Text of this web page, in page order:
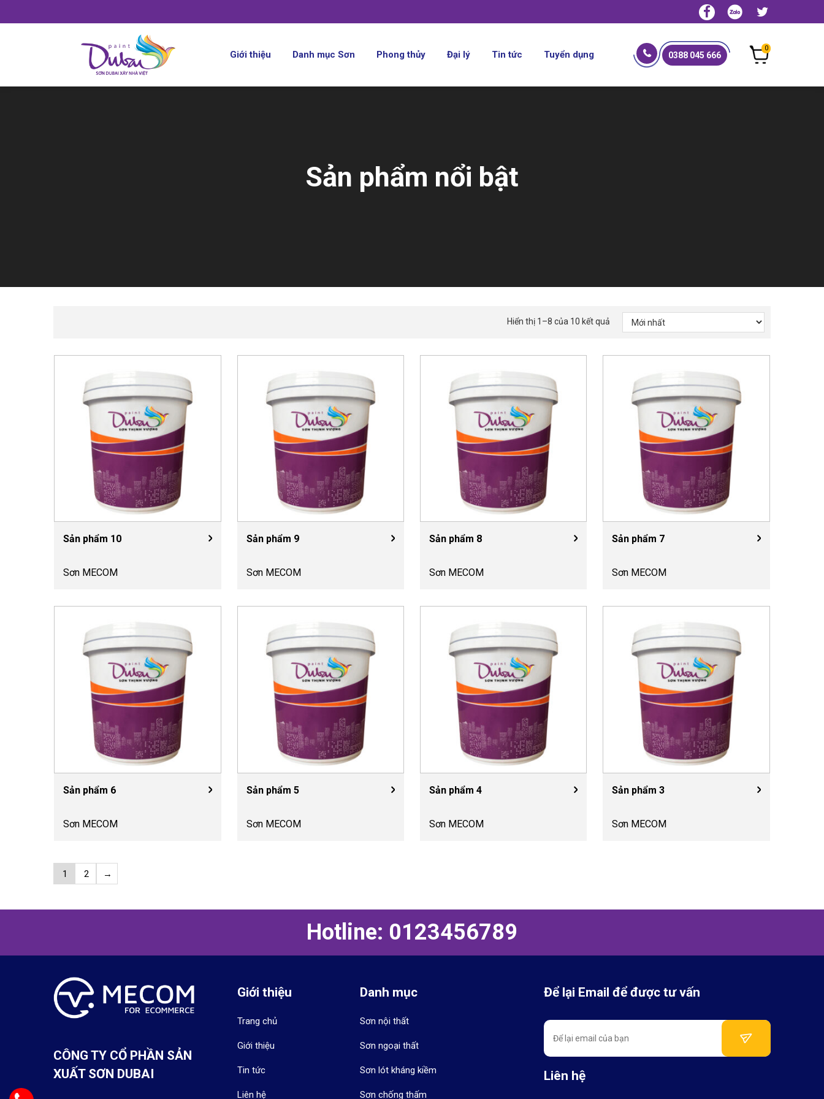
0388 045 666
0
Giới thiệu Danh mục Sơn Phong thủy Đại lý Tin tức Tuyển dụng
Sản phẩm nổi bật
Hiển thị 1–8 của 10 kết quả
Sản phẩm 10
Sơn MECOM
Sản phẩm 9
Sơn MECOM
Sản phẩm 8
Sơn MECOM
Sản phẩm 7
Sơn MECOM
Sản phẩm 6
Sơn MECOM
Sản phẩm 5
Sơn MECOM
Sản phẩm 4
Sơn MECOM
Sản phẩm 3
Sơn MECOM
1 2 →
Hotline: 0123456789
CÔNG TY CỔ PHẦN SẢN
XUẤT SƠN DUBAI
Giới thiệu
Trang chủ
Giới thiệu
Tin tức
Liên hệ
Danh mục
Sơn nội thất
Sơn ngoại thất
Sơn lót kháng kiềm
Sơn chống thấm
Để lại Email để được tư vấn
Liên hệ